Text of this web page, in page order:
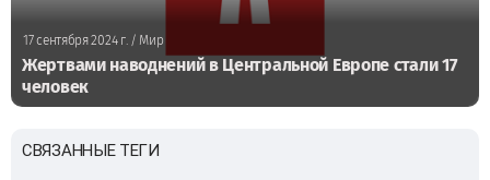
17 сентября 2024 г./ Мир
Жертвами наводнений в Центральной Европе стали 17
человек
СВЯЗАННЫЕ ТЕГИ